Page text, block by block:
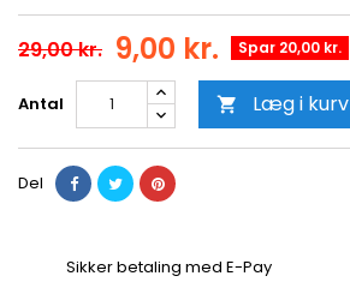
29,00 kr. 9,00 kr. Spar 20,00 kr.
Antal  Læg i kurv
Del
Sikker betaling med E-Pay